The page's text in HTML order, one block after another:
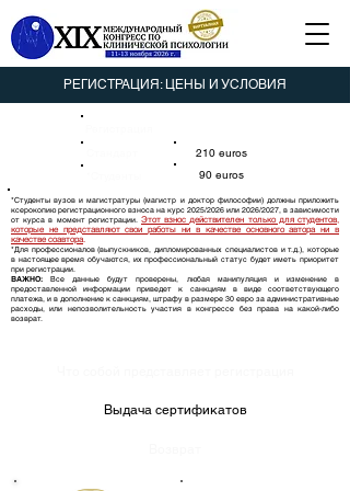
РЕГИСТРАЦИЯ: ЦЕНЫ И УСЛОВИЯ
210 euros
90 euros
*Студенты вузов и магистратуры (магистр и доктор философии) должны приложить
ксерокопию регистрационного взноса на курс 2025/2026 или 2026/2027, в зависимости
от курса в момент регистрации.Этот взнос действителен только для студентов,
которые не представляют свои работы ни в качестве основного автора ни в
качестве соавтора.
*Для профессионалов (выпускников, дипломированных специалистов и т.д.), которые
в настоящее время обучаются, их профессиональный статус будет иметь приоритет
при регистрации.
ВАЖНО:
Все данные будут проверены, любая манипуляция и изменение в
предоставленной информации приведет к санкциям в виде соответствующего
платежа, и в дополнение к санкциям, штрафу в размере 30 евро за административные
расходы, или непозволительность участия в конгрессе без права на какой-либо
возврат.
Выдача сертификатов